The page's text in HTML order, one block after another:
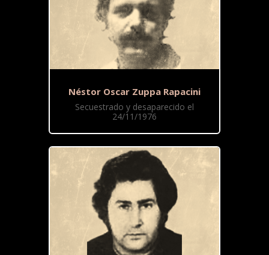
Néstor Oscar Zuppa Rapacini
Secuestrado y desaparecido el
24/11/1976